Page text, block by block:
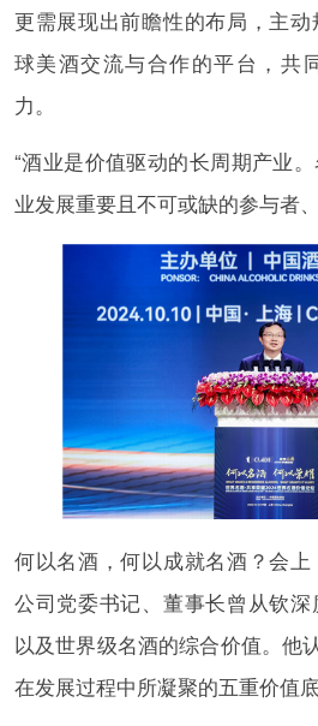
更需展现出前瞻性的布局，主
球美酒交流与合作的平台，共
力。
“酒业是价值驱动的长周期产业
业发展重要且不可或缺的参与者
何以名酒，何以成就名酒？会上
公司党委书记、董事长曾从钦深
以及世界级名酒的综合价值。他
在发展过程中所凝聚的五重价值底